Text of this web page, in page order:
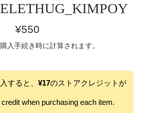
通
価
¥550
入手続き時に計算されます。
すると、 ¥17のストアクレジットが
when purchasing each item.